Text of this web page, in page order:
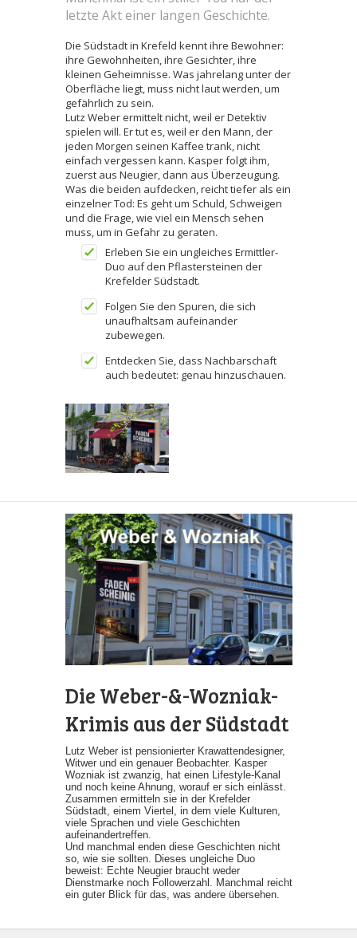
letzte Akt einer langen Geschichte.
Die Südstadt in Krefeld kennt ihre Bewohner:
ihre Gewohnheiten, ihre Gesichter, ihre
kleinen Geheimnisse. Was jahrelang unter der
Oberfläche liegt, muss nicht laut werden, um
gefährlich zu sein.
Lutz Weber ermittelt nicht, weil er Detektiv
spielen will. Er tut es, weil er den Mann, der
jeden Morgen seinen Kaffee trank, nicht
einfach vergessen kann. Kasper folgt ihm,
zuerst aus Neugier, dann aus Überzeugung.
Was die beiden aufdecken, reicht tiefer als ein
einzelner Tod: Es geht um Schuld, Schweigen
und die Frage, wie viel ein Mensch sehen
muss, um in Gefahr zu geraten.
Erleben Sie ein ungleiches Ermittler-
Duo auf den Pflastersteinen der
Krefelder Südstadt.
Folgen Sie den Spuren, die sich
unaufhaltsam aufeinander
zubewegen.
Entdecken Sie, dass Nachbarschaft
auch bedeutet: genau hinzuschauen.
Die Weber-&-Wozniak-
Krimis aus der Südstadt
Lutz Weber ist pensionierter Krawattendesigner,
Witwer und ein genauer Beobachter. Kasper
Wozniak ist zwanzig, hat einen Lifestyle-Kanal
und noch keine Ahnung, worauf er sich einlässt.
Zusammen ermitteln sie in der Krefelder
Südstadt, einem Viertel, in dem viele Kulturen,
viele Sprachen und viele Geschichten
aufeinandertreffen.
Und manchmal enden diese Geschichten nicht
so, wie sie sollten. Dieses ungleiche Duo
beweist: Echte Neugier braucht weder
Dienstmarke noch Followerzahl. Manchmal reicht
ein guter Blick für das, was andere übersehen.